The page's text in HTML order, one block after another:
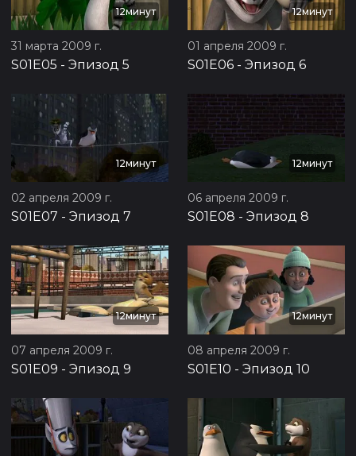
12минут
31 марта 2009 г.
S01E05 - Эпизод 5
12минут
01 апреля 2009 г.
S01E06 - Эпизод 6
12минут
02 апреля 2009 г.
S01E07 - Эпизод 7
12минут
06 апреля 2009 г.
S01E08 - Эпизод 8
12минут
07 апреля 2009 г.
S01E09 - Эпизод 9
12минут
08 апреля 2009 г.
S01E10 - Эпизод 10